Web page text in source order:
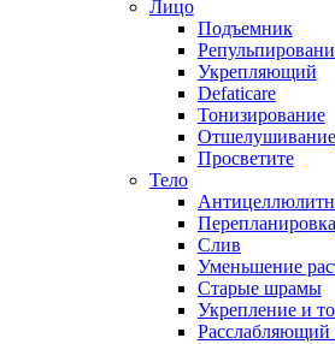
Лицо
Подъемник
Укрепляющий
Defaticare
Тонизирование
Отшелушивание
Просветите
Тело
Перепланировка
Слив
Уменьшение
Старые шрамы
Укрепление и
Расслабляющий